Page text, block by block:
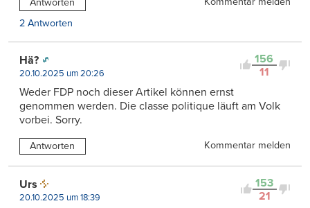
Antworten
2 Antworten
156
11
Hä?
20.10.2025 um 20:26
Weder FDP noch dieser Artikel können ernst
genommen werden. Die classe politique läuft am Volk
vorbei. Sorry.
Antworten Kommentar melden
153
21
Urs
20.10.2025 um 18:39